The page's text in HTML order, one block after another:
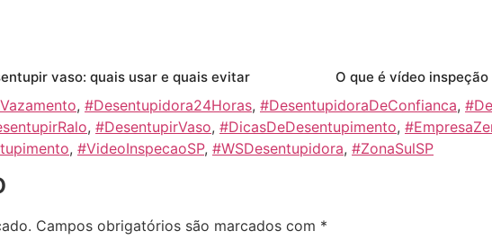
vaso: quais usar e quais evitar
, #Desentupidora24Horas, #DesentupidoraDeConfianca,
, #DesentupirVaso, #DicasDeDesentupimento,
, #VideoInspecaoSP, #WSDesentupidora, #ZonaSulSP
Campos obrigatórios são marcados com *